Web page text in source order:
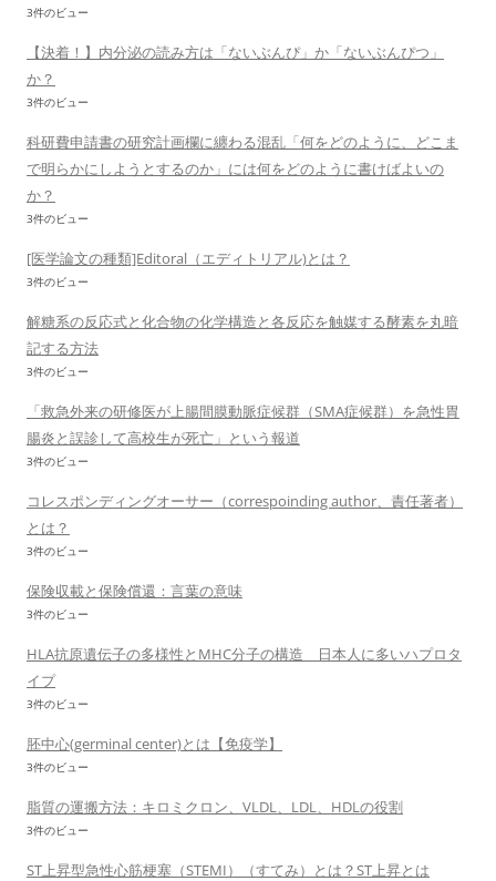
3件のビュー
【決着！】内分泌の読み方は「ないぶんぴ」か「ないぶんぴつ」
か？
3件のビュー
科研費申請書の研究計画欄に纏わる混乱「何をどのように、どこま
で明らかにしようとするのか」には何をどのように書けばよいの
か？
3件のビュー
[医学論文の種類]Editoral（エディトリアル)とは？
3件のビュー
解糖系の反応式と化合物の化学構造と各反応を触媒する酵素を丸暗
記する方法
3件のビュー
「救急外来の研修医が上腸間膜動脈症候群（SMA症候群）を急性胃
腸炎と誤診して高校生が死亡」という報道
3件のビュー
コレスポンディングオーサー（correspoinding author、責任著者）
とは？
3件のビュー
保険収載と保険償還：言葉の意味
3件のビュー
HLA抗原遺伝子の多様性とMHC分子の構造 日本人に多いハプロタ
イプ
3件のビュー
胚中心(germinal center)とは【免疫学】
3件のビュー
脂質の運搬方法：キロミクロン、VLDL、LDL、HDLの役割
3件のビュー
ST上昇型急性心筋梗塞（STEMI）（すてみ）とは？ST上昇とは